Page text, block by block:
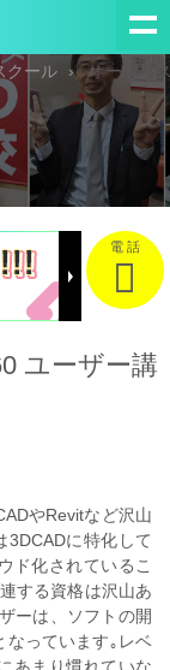
クール オートデ
電 話
ユーザー講
やRevitなど沢山
に特化して
ド化されているこ
する資格は沢山あ
ーは、ソフトの開
なっています｡ レベ